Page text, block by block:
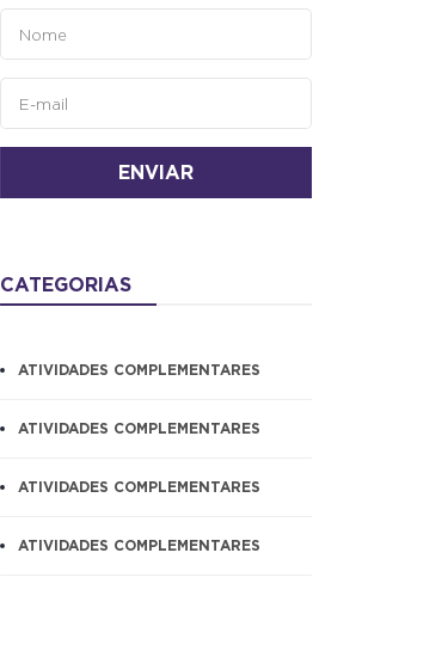
ENVIAR
CATEGORIAS
ATIVIDADES COMPLEMENTARES
ATIVIDADES COMPLEMENTARES
ATIVIDADES COMPLEMENTARES
ATIVIDADES COMPLEMENTARES